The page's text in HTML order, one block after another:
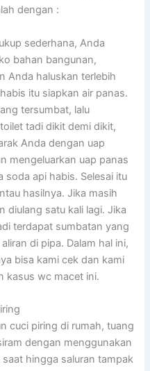
dengan :
sederhana, Anda
bahan bangunan,
Anda haluskan terlebih
itu siapkan air panas.
tersumbat, lalu
tadi dikit demi dikit,
Anda dengan uap
mengeluarkan uap panas
soda api habis. Selesai itu
hasilnya. Jika masih
diulang satu kali lagi. Jika
terdapat sumbatan yang
di pipa. Dalam hal ini,
bisa kami cek dan kami
kasus wc macet ini.
cuci piring di rumah, tuang
dengan menggunakan
hingga saluran tampak